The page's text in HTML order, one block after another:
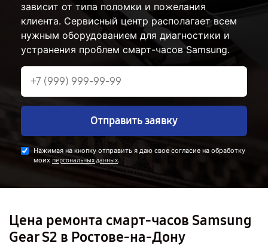
зависит от типа поломки и пожелания
клиента. Сервисный центр располагает всем
нужным оборудованием для диагностики и
устранения проблем смарт-часов Samsung.
Отправить заявку
Нажимая на кнопку отправить я даю свое согласие на обработку
моих персональных данных.
Цена ремонта смарт-часов Samsung
Gear S2 в Ростове-на-Дону